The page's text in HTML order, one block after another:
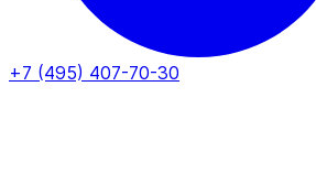
+7 (495) 407-70-30